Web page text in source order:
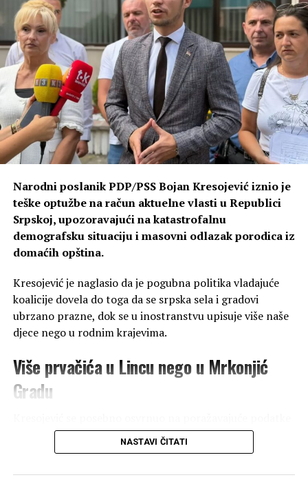
Narodni poslanik PDP/PSS Bojan Kresojević iznio je
teške optužbe na račun aktuelne vlasti u Republici
Srpskoj, upozoravajući na katastrofalnu
demografsku situaciju i masovni odlazak porodica iz
domaćih opština.
Kresojević je naglasio da je pogubna politika vladajuće
koalicije dovela do toga da se srpska sela i gradovi
ubrzano prazne, dok se u inostranstvu upisuje više naše
djece nego u rodnim krajevima.
Više prvačića u Lincu nego u Mrkonjić
Gradu
o broju upisane djece u osnovne škole, navodeći primjer
Mrkonjić Grada kao alarmantan signal za čitavu
NASTAVI ČITATI